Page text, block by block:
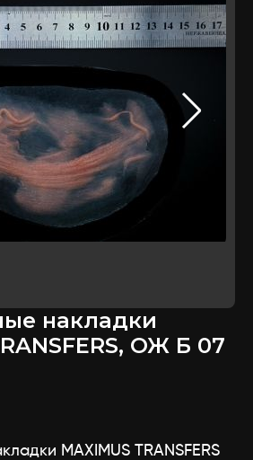
накладки
ОЖ Б 07
MAXIMUS TRANSFERS